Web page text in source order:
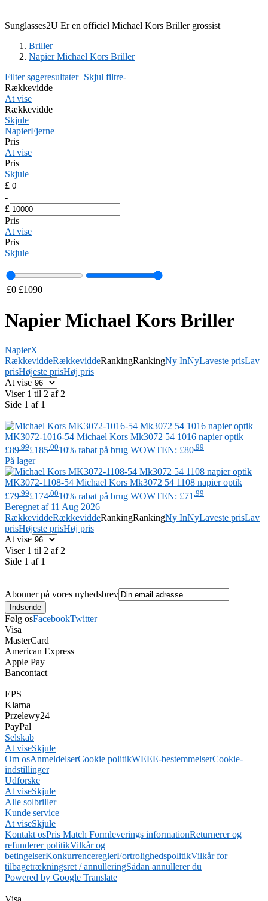
Sunglasses2U Er en officiel Michael Kors Briller grossist
Briller
Napier Michael Kors Briller
Filter søgeresultater+Skjul filtre-
Rækkevidde
At vise
Rækkevidde
Skjule
NapierFjerne
Pris
At vise
Pris
Skjule
£
-
£
Pris
At vise
Pris
Skjule
£0 £1090
Napier Michael Kors Briller
NapierX
RækkeviddeRækkeviddeRankingRankingNy InNyLaveste prisLav
prisHøjeste prisHøj pris
At vise
Viser 1 til 2 af 2
Side 1 af 1
MK3072-1016-54 Michael Kors Mk3072 54 1016 napier optik
£89 .99£185 .0010% rabat på brug WOWTEN: £80 .99
På lager
MK3072-1108-54 Michael Kors Mk3072 54 1108 napier optik
£79 .99£174 .0010% rabat på brug WOWTEN: £71 .99
Beregnet af 11 Aug 2026
RækkeviddeRækkeviddeRankingRankingNy InNyLaveste prisLav
prisHøjeste prisHøj pris
At vise
Viser 1 til 2 af 2
Side 1 af 1
Abonner på vores nyhedsbrev
Følg osFacebookTwitter
Visa
MasterCard
American Express
Apple Pay
Bancontact
EPS
Klarna
Przelewy24
PayPal
Selskab
At viseSkjule
Om osAnmeldelserCookie politikWEEE-bestemmelserCookie-
indstillinger
Udforske
At viseSkjule
Alle solbriller
Kunde service
At viseSkjule
Kontakt osPris Match Formleverings informationReturnerer og
refunderer politikVilkår og
betingelserKonkurrencereglerFortrolighedspolitikVilkår for
tilbagetrækningsret / annulleringSådan annullerer du
Powered by Google Translate
Visa